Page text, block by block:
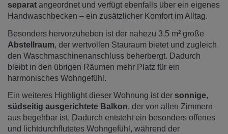
separat angeordnet und verfügt ebenfalls über ein eigenes
Handwaschbecken – ein zusätzlicher Komfort im Alltag.
Besonders hervorzuheben ist der nahezu 3,5 m² große
Abstellraum, der wertvollen Stauraum bietet und zugleich
den Waschmaschinenanschluss beherbergt. Dadurch
bleibt in den übrigen Räumen mehr Platz für ein
harmonisches Wohngefühl.
Ein weiteres Highlight dieser Wohnung ist der sonnige,
südseitig ausgerichtete Balkon, der von allen Zimmern
aus begehbar ist. Dadurch entsteht ein besonders offenes
und lichtdurchflutetes Wohngefühl, während der